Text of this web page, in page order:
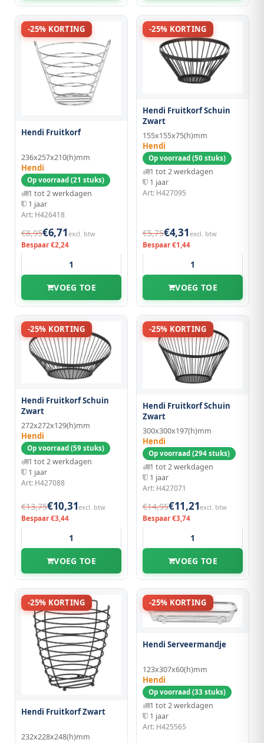
-25% KORTING
Hendi Fruitkorf
236x257x210(h)mm
Hendi
Op voorraad (21 stuks)
1 tot 2 werkdagen
1 jaar
Art: H426418
€8,95€6,71 excl. btw
Bespaar €2,24
VOEG TOE
-25% KORTING
Hendi Fruitkorf Schuin
Zwart
155x155x75(h)mm
Hendi
Op voorraad (50 stuks)
1 tot 2 werkdagen
1 jaar
Art: H427095
€5,75€4,31 excl. btw
Bespaar €1,44
VOEG TOE
-25% KORTING
Hendi Fruitkorf Schuin
Zwart
272x272x129(h)mm
Hendi
Op voorraad (59 stuks)
1 tot 2 werkdagen
1 jaar
Art: H427088
€13,75€10,31excl. btw
Bespaar €3,44
VOEG TOE
-25% KORTING
Hendi Fruitkorf Schuin
Zwart
300x300x197(h)mm
Hendi
Op voorraad (294 stuks)
1 tot 2 werkdagen
1 jaar
Art: H427071
€14,95€11,21excl. btw
Bespaar €3,74
VOEG TOE
-25% KORTING
Hendi Fruitkorf Zwart
232x228x248(h)mm
-25% KORTING
Hendi Serveermandje
123x307x60(h)mm
Hendi
Op voorraad (33 stuks)
1 tot 2 werkdagen
1 jaar
Art: H425565